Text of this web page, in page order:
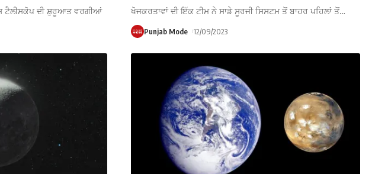
ਟੈਲੀਸਕੋਪ ਦੀ ਸ਼ੁਰੂਆਤ ਵਰਗੀਆਂ
ਖੋਜਕਰਤਾਵਾਂ ਦੀ ਇੱਕ ਟੀਮ ਨੇ ਸਾਡੇ ਸੂਰਜੀ ਸਿਸਟਮ ਤੋਂ ਬਾਹਰ ਪਹਿਲਾਂ ਤੋਂ…
Punjab Mode 12/09/2023